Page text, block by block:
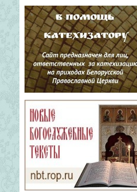
осуществляется два раза в течение
учебного года.Получить
профессиональные навыки
церковног...